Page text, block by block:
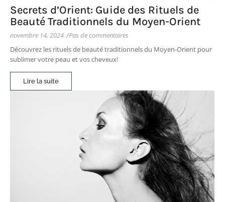
Secrets d’Orient: Guide des Rituels de
Beauté Traditionnels du Moyen-Orient
novembre 14, 2024 /Pas de commentaires
Découvrez les rituels de beauté traditionnels du Moyen-Orient pour
sublimer votre peau et vos cheveux!
Lire la suite